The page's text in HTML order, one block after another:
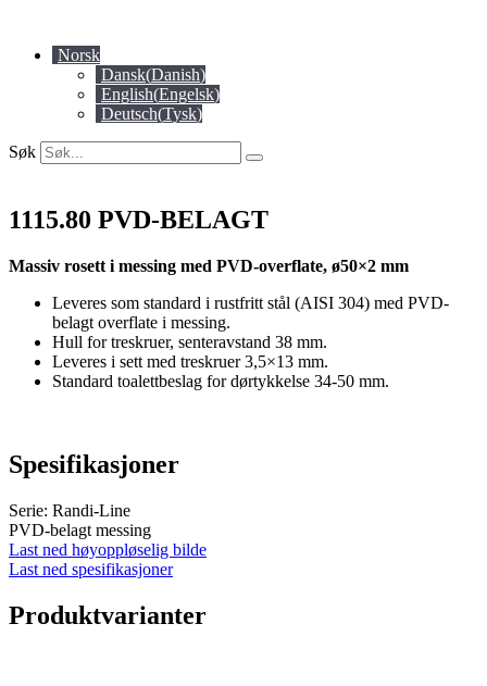
content Norsk
Dansk(Danish)
English(Engelsk)
Deutsch(Tysk)
Søk
1115.80 PVD-BELAGT
Massiv rosett i messing med PVD-overflate, ø50×2 mm
Leveres som standard i rustfritt stål (AISI 304) med PVD-
belagt overflate i messing.
Hull for treskruer, senteravstand 38 mm.
Leveres i sett med treskruer 3,5×13 mm.
Standard toalettbeslag for dørtykkelse 34-50 mm.
Spesifikasjoner
Serie: Randi-Line
PVD-belagt messing
Last ned høyoppløselig bilde
Last ned spesifikasjoner
Produktvarianter